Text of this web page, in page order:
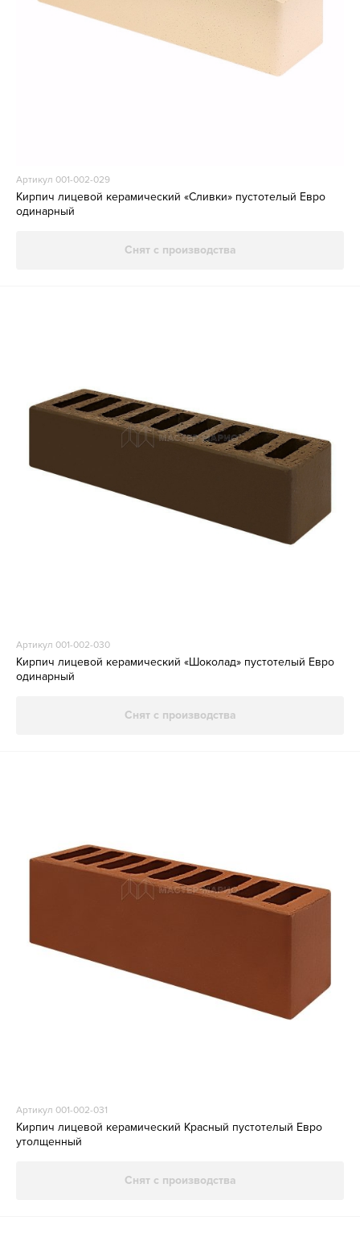
Артикул 001-002-029
Кирпич лицевой керамический «Сливки» пустотелый Евро
одинарный
Снят с производства
Артикул 001-002-030
Кирпич лицевой керамический «Шоколад» пустотелый Евро
одинарный
Снят с производства
Артикул 001-002-031
Кирпич лицевой керамический Красный пустотелый Евро
утолщенный
Снят с производства